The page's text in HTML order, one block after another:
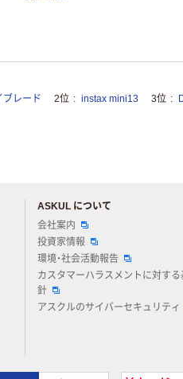
ブレード 2位 instax mini13 3位
ASKUL について
会社案内
投資家情報
環境・社会活動報告
カスタマーハラスメントに対する
針
アスクルのサイバーセキュリティ